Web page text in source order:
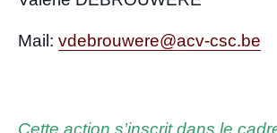
Mail: vdebrouwere@acv-csc.be